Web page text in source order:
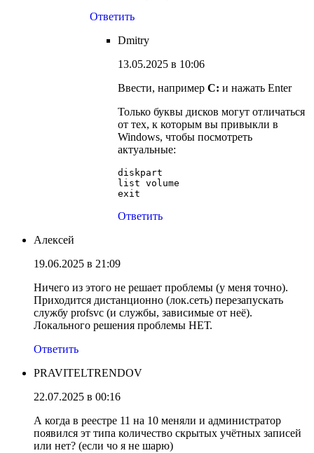
Ответить
Dmitry
13.05.2025 в 10:06
Ввести, например C: и нажать Enter
Только буквы дисков могут отличаться
от тех, к которым вы привыкли в
Windows, чтобы посмотреть
актуальные:
diskpart
list volume
exit
Ответить
Алексей
19.06.2025 в 21:09
Ничего из этого не решает проблемы (у меня точно).
Приходится дистанционно (лок.сеть) перезапускать
службу profsvc (и службы, зависимые от неё).
Локального решения проблемы НЕТ.
Ответить
PRAVITELTRENDOV
22.07.2025 в 00:16
А когда в реестре 11 на 10 меняли и администратор
появился эт типа количество скрытых учётных записей
или нет? (если чо я не шарю)